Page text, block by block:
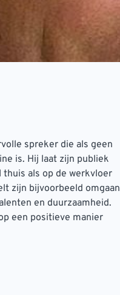
spreker die als geen
is. Hij laat zijn publiek
als op de werkvloer
zijn bijvoorbeeld omgaan
en duurzaamheid.
een positieve manier